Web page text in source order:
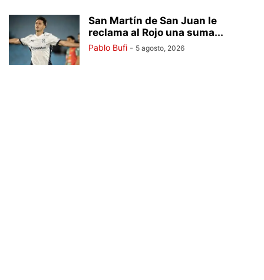
San Martín de San Juan le
reclama al Rojo una suma...
Pablo Bufi - 5 agosto, 2026